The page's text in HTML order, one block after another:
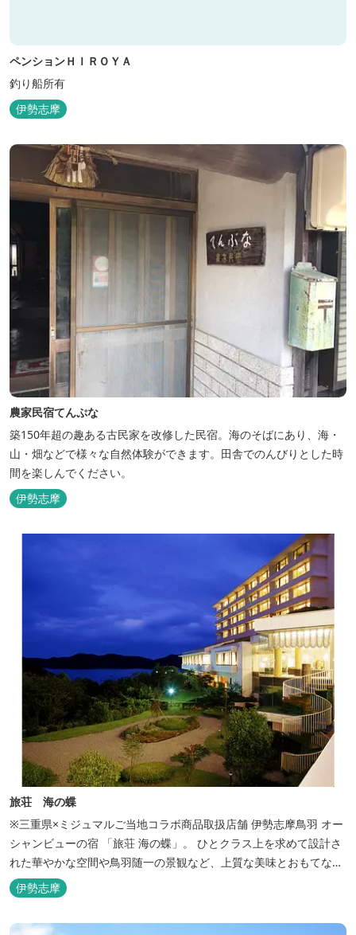
ペンションＨＩＲＯＹＡ
釣り船所有
伊勢志摩
農家民宿てんぷな
築150年超の趣ある古民家を改修した民宿。海のそばにあり、海・
山・畑などで様々な自然体験ができます。田舎でのんびりとした時
間を楽しんでください。
伊勢志摩
旅荘 海の蝶
※三重県×ミジュマルご当地コラボ商品取扱店舗 伊勢志摩鳥羽 オー
シャンビューの宿 「旅荘 海の蝶」。 ひとクラス上を求めて設計さ
れた華やかな空間や鳥羽随一の景観など、上質な美味とおもてなし
をお約束します。 海の蝶ならではのゆとりの休日をお過ごし下さい
ませ。
伊勢志摩